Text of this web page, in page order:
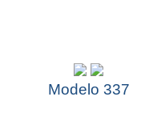
Modelo 337